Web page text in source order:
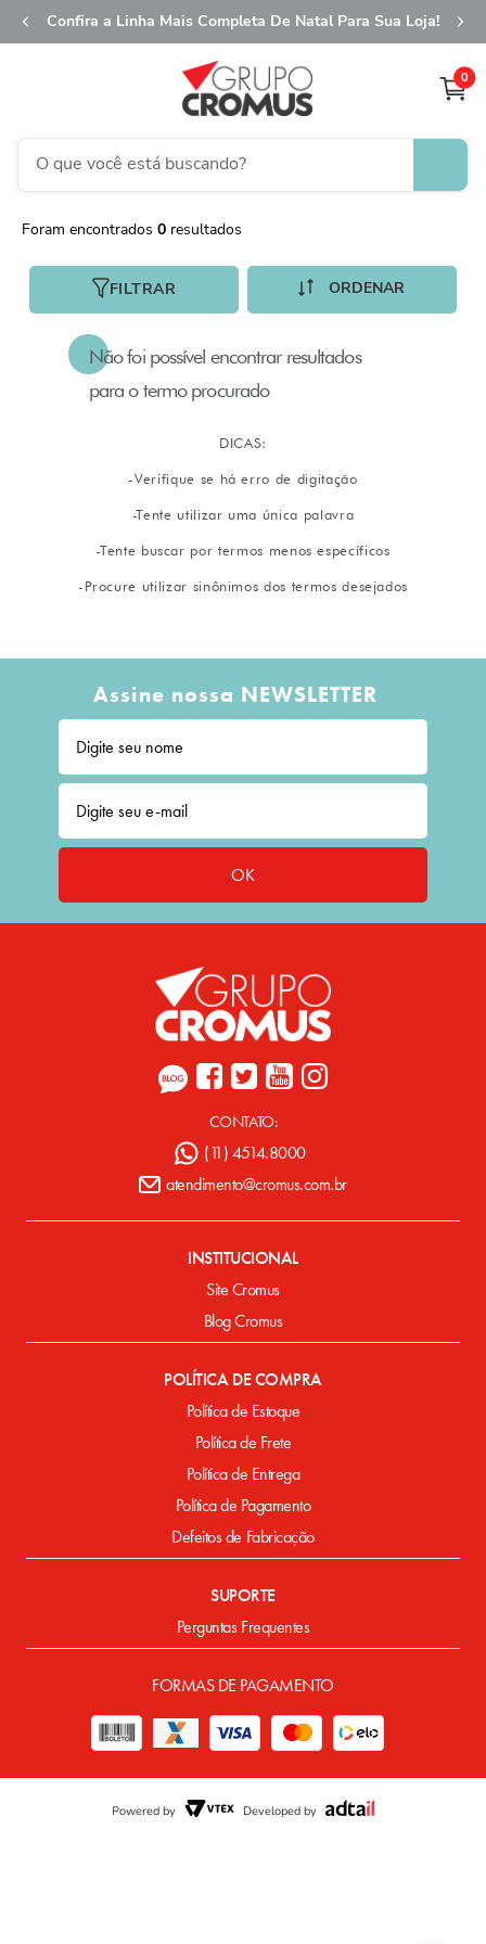
Confira a Linha Mais Completa De Natal Para Sua Loja!
0
O que você está buscando?
0
FILTRAR
Assine nossa NEWSLETTER
OK
CONTATO:
(11) 4514.8000
atendimento@cromus.com.br
INSTITUCIONAL
Site Cromus
Blog Cromus
POLÍTICA DE COMPRA
Política de Estoque
Política de Frete
Política de Entrega
Política de Pagamento
Defeitos de Fabricação
SUPORTE
Perguntas Frequentes
FORMAS DE PAGAMENTO
Powered by Developed by
saco presente
4º
sacola
5º
6 º
7º
natal
8º
embalagem trufas
9º
urso
10 º sacola papel